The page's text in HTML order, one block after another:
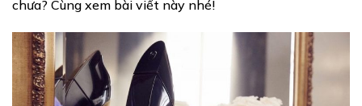
chưa? Cùng xem bài viết này nhé!